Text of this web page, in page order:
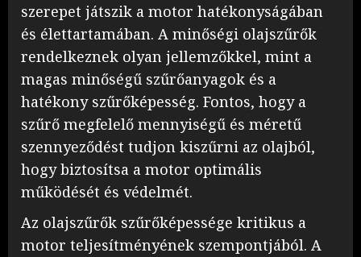
szerepet játszik a motor hatékonyságában
és élettartamában. A minőségi olajszűrők
rendelkeznek olyan jellemzőkkel, mint a
magas minőségű szűrőanyagok és a
hatékony szűrőképesség. Fontos, hogy a
szűrő megfelelő mennyiségű és méretű
szennyeződést tudjon kiszűrni az olajból,
hogy biztosítsa a motor optimális
működését és védelmét.
Az olajszűrők szűrőképessége kritikus a
motor teljesítményének szempontjából. A